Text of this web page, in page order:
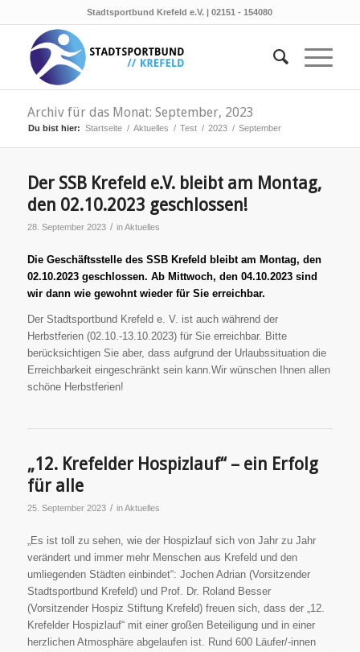
Stadtsportbund Krefeld e.V. | 02151 - 154080
Archiv für das Monat: September, 2023
Du bist hier: Startseite / Aktuelles / Test / 2023 / September
Der SSB Krefeld e.V. bleibt am Montag,
den 02.10.2023 geschlossen!
28. September 2023 / inAktuelles
Die Geschäftsstelle des SSB Krefeld bleibt am Montag, den
02.10.2023 geschlossen. Ab Mittwoch, den 04.10.2023 sind
wir dann wie gewohnt wieder für Sie erreichbar.
Der Stadtsportbund Krefeld e. V. ist auch während der
Herbstferien (02.10.-13.10.2023) für Sie erreichbar. Bitte
berücksichtigen Sie aber, dass aufgrund der Urlaubssituation die
Erreichbarkeit eingeschränkt sein kann.Wir wünschen Ihnen allen
schöne Herbstferien!
„12. Krefelder Hospizlauf“ – ein Erfolg
für alle
25. September 2023 / inAktuelles
„Es ist toll zu sehen, wie der Hospizlauf sich von Jahr zu Jahr
verändert und immer mehr Menschen aus Krefeld und den
umliegenden Städten einbindet“: Jochen Adrian (Vorsitzender
Stadtsportbund Krefeld) und Prof. Dr. Roland Besser
(Vorsitzender Hospiz Stiftung Krefeld) freuen sich, dass der „12.
Krefelder Hospizlauf“ mit einer großen Beteiligung und in einer
herzlichen Atmosphäre abgelaufen ist. Rund 600 Läufer/-innen